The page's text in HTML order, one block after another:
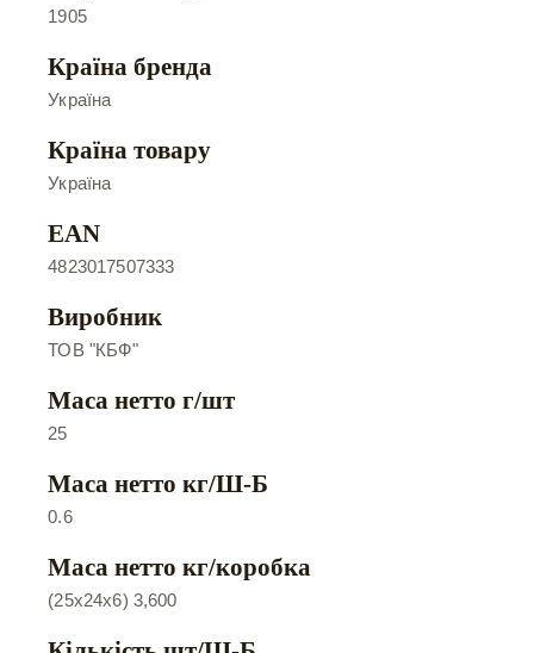
1905
Країна бренда
Україна
Країна товару
Україна
EAN
4823017507333
Виробник
ТОВ "КБФ"
Маса нетто г/шт
25
Маса нетто кг/Ш-Б
0.6
Маса нетто кг/коробка
(25х24х6) 3,600